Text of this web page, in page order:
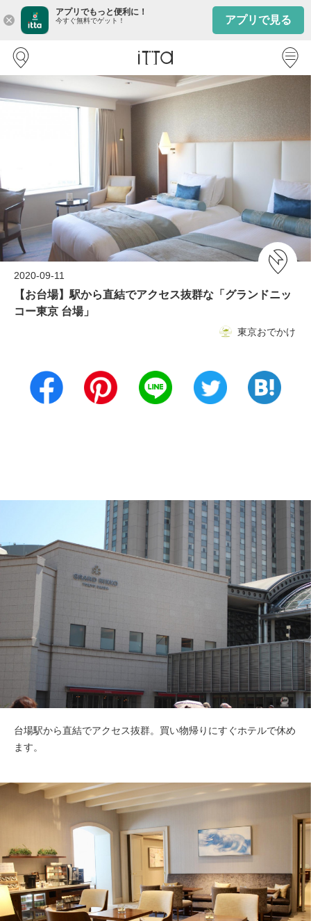
close
アプリでもっと便利に！
今すぐ無料でゲット！ アプリで見る
2020-09-11
【お台場】駅から直結でアクセス抜群な「グランドニッ
コー東京 台場」
東京おでかけ
台場駅から直結でアクセス抜群。買い物帰りにすぐホテルで休め
ます。